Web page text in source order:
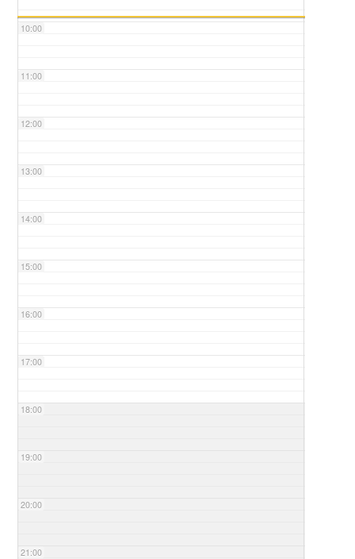
10:00
11:00
12:00
13:00
14:00
15:00
16:00
17:00
18:00
19:00
20:00
21:00